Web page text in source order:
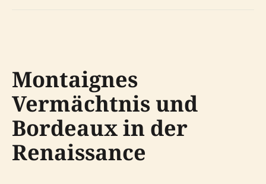
Montaignes
Vermächtnis und
Bordeaux in der
Renaissance